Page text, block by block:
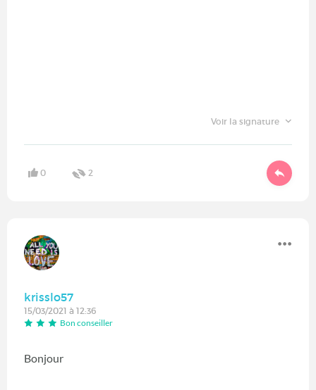
Voir la signature
0 2
krisslo57
15/03/2021 à 12:36
Bon conseiller
Bonjour